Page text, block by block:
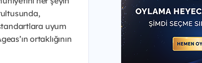
uyum
ortaklığının